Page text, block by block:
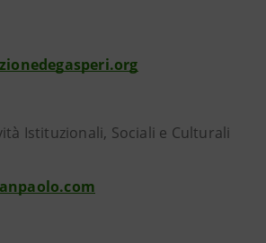
Istituzionali, Sociali e Culturali